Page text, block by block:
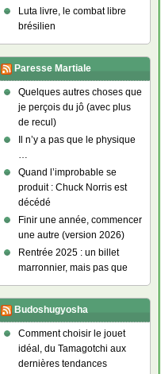
Luta livre, le combat libre
brésilien
Paresse Martiale
Quelques autres choses que
je perçois du jô (avec plus
de recul)
Il n’y a pas que le physique
…
Quand l’improbable se
produit : Chuck Norris est
décédé
Finir une année, commencer
une autre (version 2026)
Rentrée 2025 : un billet
marronnier, mais pas que
Budoshugyosha
Comment choisir le jouet
idéal, du Tamagotchi aux
dernières tendances